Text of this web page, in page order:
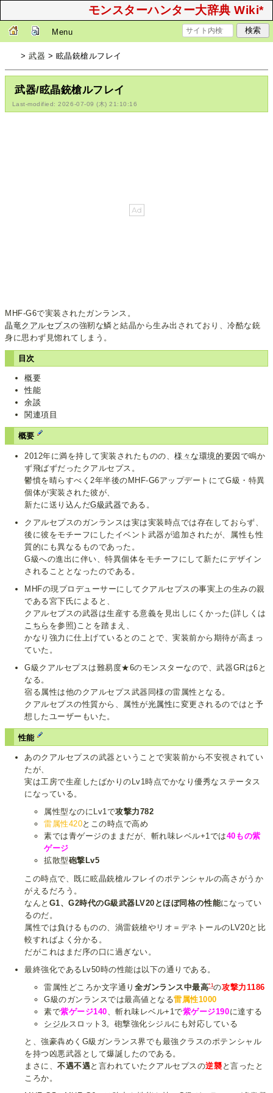
モンスターハンター大辞典 Wiki*
Menu
>武器 > 眩晶銃槍ルフレイ
武器/眩晶銃槍ルフレイ
Last-modified: 2026-07-09 (木) 21:10:16
MHF-G6で実装されたガンランス。
晶竜クアルセプスの強靭な鱗と結晶から生み出されており、冷酷な銃
身に思わず見惚れてしまう。
目次
概要
性能
余談
関連項目
概要
2012年に満を持して実装されたものの、様々な環境的要因 で鳴か
ず飛ばずだったクアルセプス。
鬱憤を晴らすべく2年半後のMHF-G6アップデートにてG級・特異
個体が実装された彼が、
新たに送り込んだG級武器である。
クアルセプスのガンランスは実は実装時点では存在しておらず、
後に彼をモチーフにしたイベント武器が追加されたが、属性も性
質的にも異なるものであった。
G級への進出に伴い、特異個体をモチーフにして新たにデザイン
されることとなったのである。
MHFの現プロデューサーにしてクアルセプスの事実上の生みの親
である宮下氏によると、
クアルセプスの武器は生産する意義を見出しにくかった(詳しくは
こちら を参照)ことを踏まえ、
かなり強力に仕上げているとのことで、実装前から期待が高まっ
ていた。
G級クアルセプスは難易度★6のモンスターなので、武器GRは6と
なる。
宿る属性は他のクアルセプス武器同様の雷属性となる。
クアルセプスの性質から、属性が光属性に変更されるのではと予
想したユーザーもいた。
性能
あのクアルセプスの武器ということで実装前から不安視されてい
たが、
実は工房で生産したばかりのLv1時点でかなり優秀なステータス
になっている。
属性型なのにLv1で攻撃力782
雷属性420とこの時点で高め
素では青ゲージのままだが、斬れ味レベル+1では40もの紫
ゲージ
拡散型砲撃Lv5
この時点で、既に眩晶銃槍ルフレイのポテンシャルの高さがうか
がえるだろう。
なんと G1、G2時代のG級武器LV20とほぼ同格の性能になってい
るのだ。
属性では負けるものの、渦雷銃槍やリオ＝デネトールのLV20と比
較すればよく分かる。
だがこれはまだ序の口に過ぎない。
最終強化であるLv50時の性能は以下の通りである。
雷属性どころか文字通り 全ガンランス中最高*1の攻撃力1186
G級のガンランスでは最高値となる雷属性1000
素で紫ゲージ140、斬れ味レベル+1で紫ゲージ190に達する
シジルスロット3。砲撃強化シジルにも対応している
と、強豪犇めくG級ガンランス界でも最強クラスのポテンシャル
を持つ凶悪武器として爆誕したのである。
まさに、不遇不遇と言われていたクアルセプスの逆襲 と言ったと
ころか。